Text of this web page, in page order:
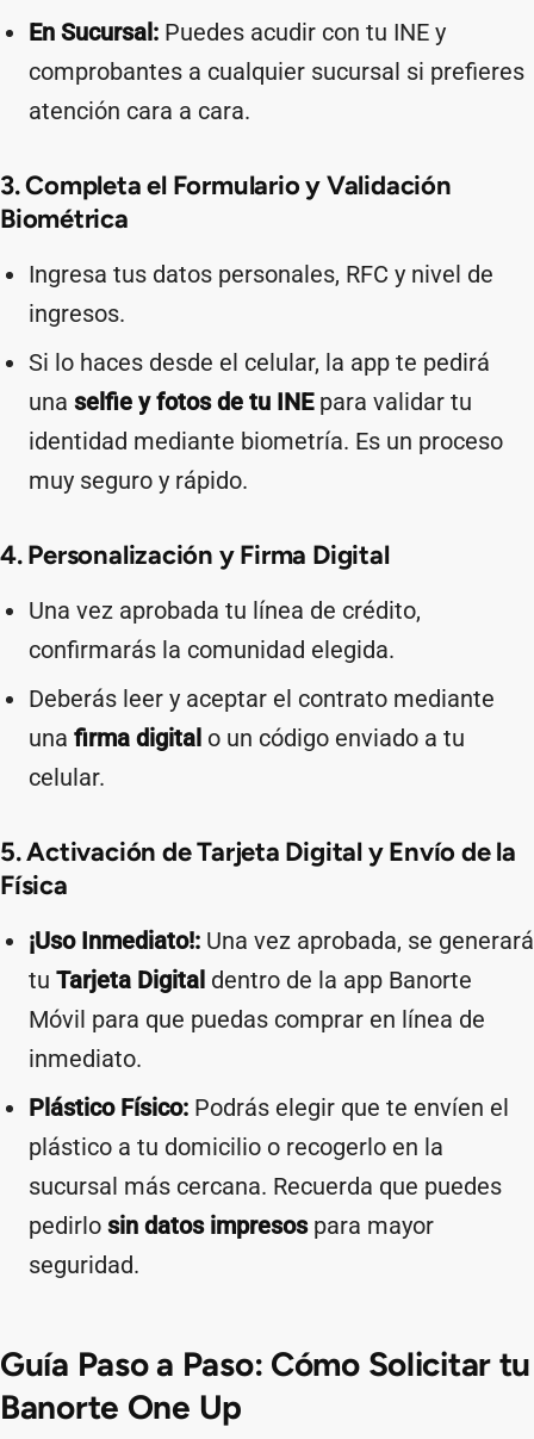
En Sucursal: Puedes acudir con tu INE y
comprobantes a cualquier sucursal si prefieres
atención cara a cara.
3. Completa el Formulario y Validación
Biométrica
Ingresa tus datos personales, RFC y nivel de
ingresos.
Si lo haces desde el celular, la app te pedirá
una selfie y fotos de tu INEpara validar tu
identidad mediante biometría. Es un proceso
muy seguro y rápido.
4. Personalización y Firma Digital
Una vez aprobada tu línea de crédito,
confirmarás la comunidad elegida.
Deberás leer y aceptar el contrato mediante
una firma digital o un código enviado a tu
celular.
5. Activación de Tarjeta Digital y Envío de la
Física
¡Uso Inmediato!: Una vez aprobada, se generará
tu Tarjeta Digital dentro de la app Banorte
Móvil para que puedas comprar en línea de
inmediato.
Plástico Físico: Podrás elegir que te envíen el
plástico a tu domicilio o recogerlo en la
sucursal más cercana. Recuerda que puedes
pedirlo sin datos impresospara mayor
seguridad.
Guía Paso a Paso: Cómo Solicitar tu
Banorte One Up